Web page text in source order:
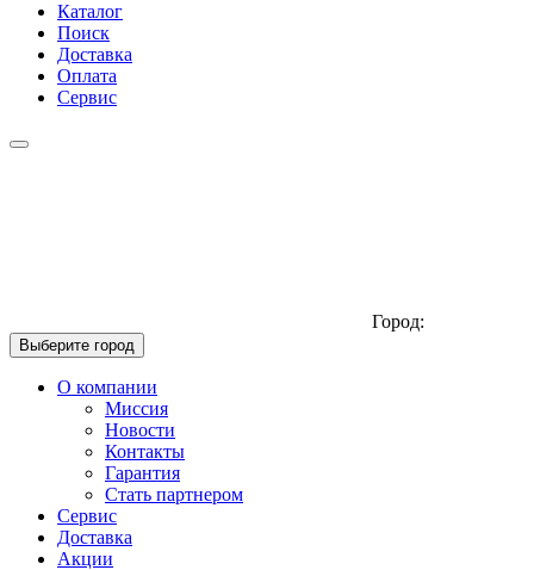
Каталог
Поиск
Доставка
Оплата
Сервис
Город:
Выберите город
О компании
Миссия
Новости
Контакты
Гарантия
Стать партнером
Сервис
Доставка
Акции